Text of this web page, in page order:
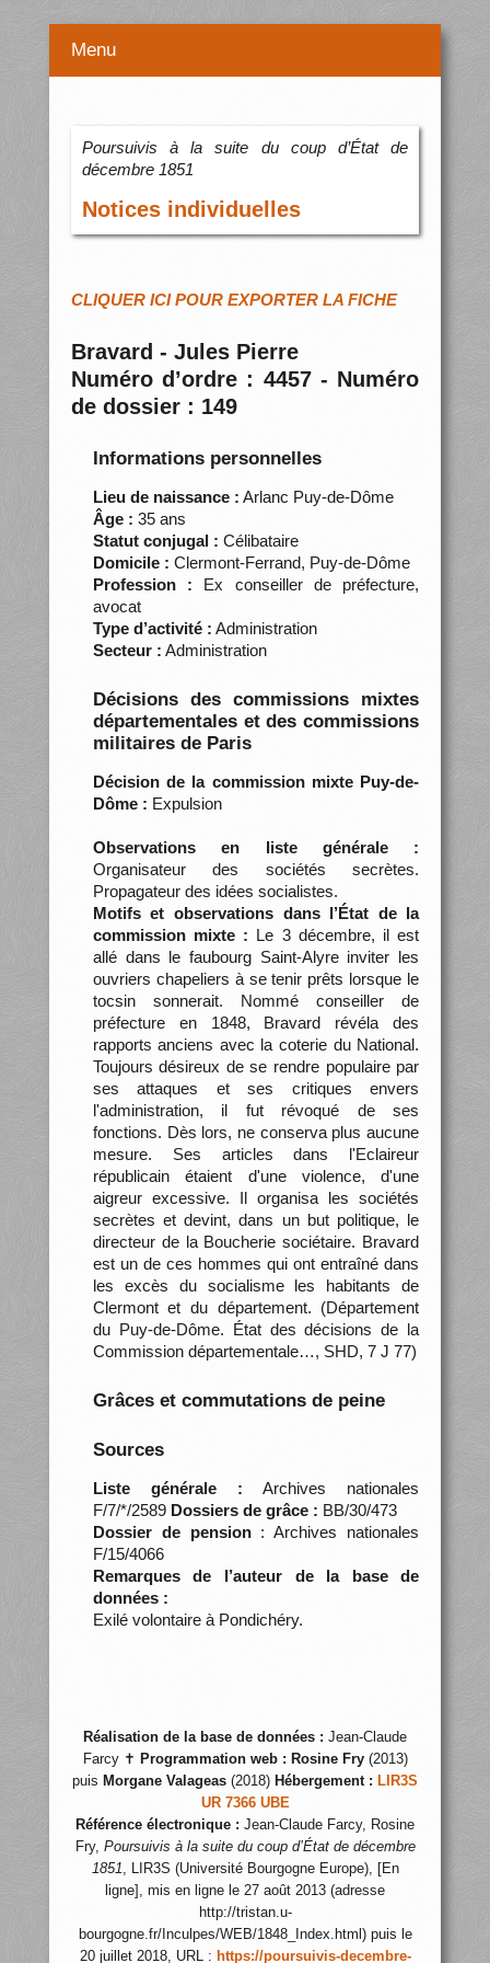
Menu
Poursuivis à la suite du coup d’État de
décembre 1851
Notices individuelles
CLIQUER ICI POUR EXPORTER LA FICHE
Bravard - Jules Pierre
Numéro d’ordre : 4457 - Numéro
de dossier : 149
Informations personnelles
Lieu de naissance : Arlanc Puy-de-Dôme
Âge : 35 ans
Statut conjugal : Célibataire
Domicile : Clermont-Ferrand, Puy-de-Dôme
Profession : Ex conseiller de préfecture,
avocat
Type d’activité : Administration
Secteur : Administration
Décisions des commissions mixtes
départementales et des commissions
militaires de Paris
Décision de la commission mixte Puy-de-
Dôme : Expulsion
Observations en liste générale :
Organisateur des sociétés secrètes.
Propagateur des idées socialistes.
Motifs et observations dans l’État de la
commission mixte : Le 3 décembre, il est
allé dans le faubourg Saint-Alyre inviter les
ouvriers chapeliers à se tenir prêts lorsque le
tocsin sonnerait. Nommé conseiller de
préfecture en 1848, Bravard révéla des
rapports anciens avec la coterie du National.
Toujours désireux de se rendre populaire par
ses attaques et ses critiques envers
l'administration, il fut révoqué de ses
fonctions. Dès lors, ne conserva plus aucune
mesure. Ses articles dans l'Eclaireur
républicain étaient d'une violence, d'une
aigreur excessive. Il organisa les sociétés
secrètes et devint, dans un but politique, le
directeur de la Boucherie sociétaire. Bravard
est un de ces hommes qui ont entraîné dans
les excès du socialisme les habitants de
Clermont et du département. (Département
du Puy-de-Dôme. État des décisions de la
Commission départementale…, SHD, 7 J 77)
Grâces et commutations de peine
Sources
Liste générale : Archives nationales
F/7/*/2589 Dossiers de grâce : BB/30/473
Dossier de pension: Archives nationales
F/15/4066
Remarques de l’auteur de la base de
données :
Exilé volontaire à Pondichéry.
Réalisation de la base de données : Jean-Claude
Farcy ✝ Programmation web : Rosine Fry(2013)
puis Morgane Valageas (2018) Hébergement : LIR3S
UR 7366 UBE
Référence électronique : Jean-Claude Farcy, Rosine
Fry, Poursuivis à la suite du coup d’État de décembre
1851, LIR3S (Université Bourgogne Europe), [En
ligne], mis en ligne le 27 août 2013 (adresse
http://tristan.u-
bourgogne.fr/Inculpes/WEB/1848_Index.html) puis le
20 juillet 2018, URL : https://poursuivis-decembre-